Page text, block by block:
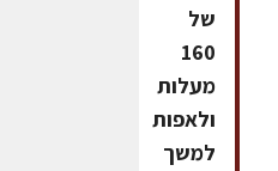
של
160
מעלות
ולאפות
למשך